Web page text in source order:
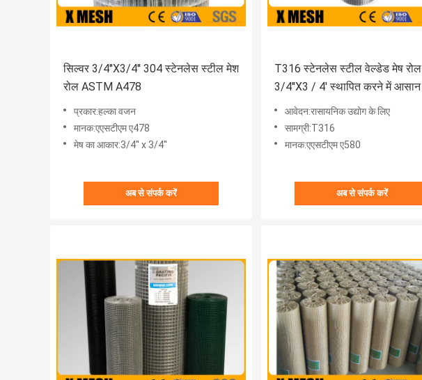
सिल्वर 3/4''X3/4'' 304 स्टेनलेस स्टील मेश
रोल ASTM A478
प्रकार:हल्का वजन
मानक:एएसटीएम ए478
मेष का आकार:3/4'' x 3/4''
अब से संपर्क करें
T316 स्टेनलेस स्टील वेल्डेड मेष रोल
3/4''X3 / 4' स्थापित करने में आसान
आवेदन:रासायनिक उद्योग के लिए
सामग्री:T316
मानक:एएसटीएम ए580
अब से संपर्क करें